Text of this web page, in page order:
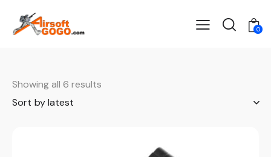
0
Showing all 6 results